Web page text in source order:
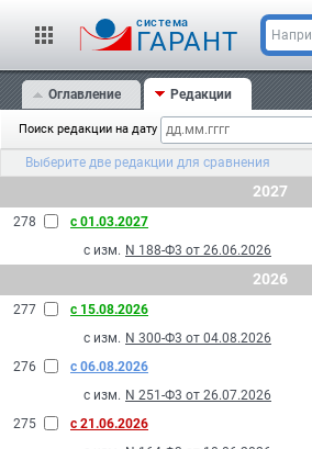
cистема
ГАРАНТ
Оглавление Редакции
Поиск редакции на дату
Выберите две редакции для сравнения
2027
278
с 01.03.2027
с изм. N 188-Ф3 от 26.06.2026
2026
277
с 15.08.2026
с изм. N 300-Ф3 от 04.08.2026
276
с 06.08.2026
с изм. N 251-Ф3 от 26.07.2026
275
с 21.06.2026